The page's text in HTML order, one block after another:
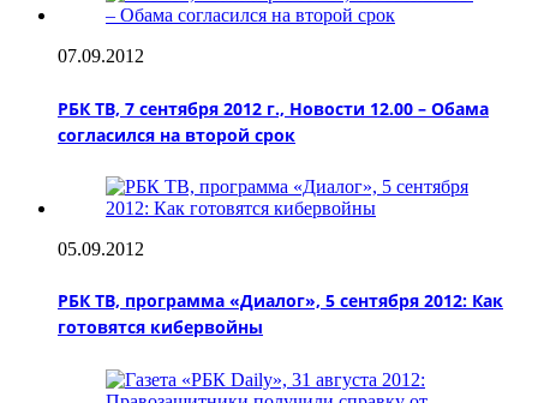
07.09.2012
РБК ТВ, 7 сентября 2012 г., Новости 12.00 – Обама
согласился на второй срок
05.09.2012
РБК ТВ, программа «Диалог», 5 сентября 2012: Как
готовятся кибервойны